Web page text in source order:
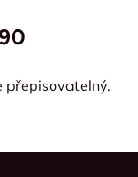
přepisovatelný.